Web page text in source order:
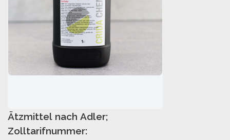
IN DEN WARENKORB
Ätzmittel nach Adler;
Zolltarifnummer: